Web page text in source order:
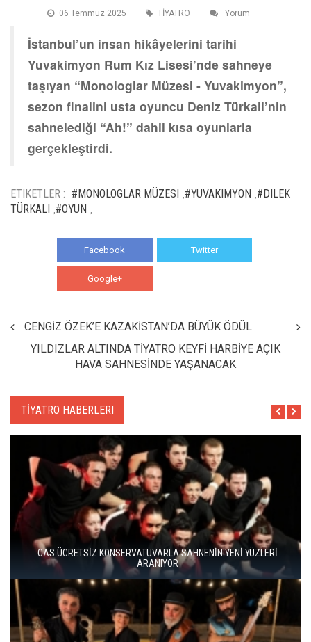
06 Temmuz 2025 TİYATRO Yorum
İstanbul’un insan hikâyelerini tarihi
Yuvakimyon Rum Kız Lisesi’nde sahneye
taşıyan “Monologlar Müzesi - Yuvakimyon”,
sezon finalini usta oyuncu Deniz Türkali’nin
sahnelediği “Ah!” dahil kısa oyunlarla
gerçekleştirdi.
ETIKETLER : #MONOLOGLAR MÜZESI #YUVAKIMYON #DILEK
TÜRKALI #OYUN
Facebook Twitter
Google+
CENGİZ ÖZEK’E KAZAKİSTAN’DA BÜYÜK ÖDÜL
YILDIZLAR ALTINDA TİYATRO KEYFİ HARBİYE AÇIK
HAVA SAHNESİNDE YAŞANACAK
TİYATRO HABERLERI
BERGAMA BİR KEZ DAHA TİYATRONUN SAHNESİ OLUYOR